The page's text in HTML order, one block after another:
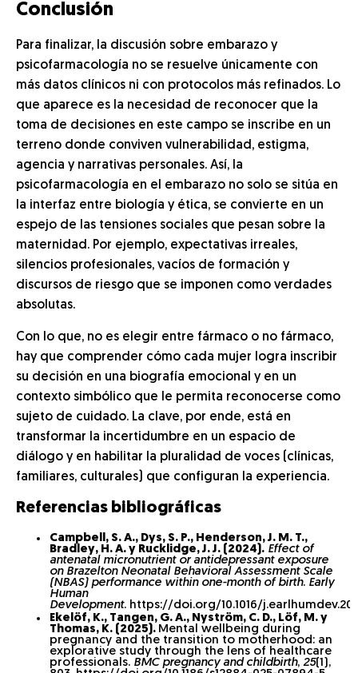
Conclusión
Para finalizar, la discusión sobre embarazo y
psicofarmacología no se resuelve únicamente con
más datos clínicos ni con protocolos más refinados. Lo
que aparece es la necesidad de reconocer que la
toma de decisiones en este campo se inscribe en un
terreno donde conviven vulnerabilidad, estigma,
agencia y narrativas personales. Así, la
psicofarmacología en el embarazo no solo se sitúa en
la interfaz entre biología y ética, se convierte en un
espejo de las tensiones sociales que pesan sobre la
maternidad. Por ejemplo, expectativas irreales,
silencios profesionales, vacíos de formación y
discursos de riesgo que se imponen como verdades
absolutas.
Con lo que, no es elegir entre fármaco o no fármaco,
hay que comprender cómo cada mujer logra inscribir
su decisión en una biografía emocional y en un
contexto simbólico que le permita reconocerse como
sujeto de cuidado. La clave, por ende, está en
transformar la incertidumbre en un espacio de
diálogo y en habilitar la pluralidad de voces (clínicas,
familiares, culturales) que configuran la experiencia.
Referencias bibliográficas
Campbell, S. A., Dys, S. P., Henderson, J. M. T.,
Bradley, H. A. y Rucklidge, J. J. (2024). Effect of
antenatal micronutrient or antidepressant exposure
on Brazelton Neonatal Behavioral Assessment Scale
(NBAS) performance within one-month of birth. Early
Human
Development. https://doi.org/10.1016/
Ekelöf, K., Tangen, G. A., Nyström, C. D., Löf, M. y
Thomas, K. (2025). Mental wellbeing during
pregnancy and the transition to motherhood: an
explorative study through the lens of healthcare
professionals. BMC pregnancy and childbirth, 25(1),